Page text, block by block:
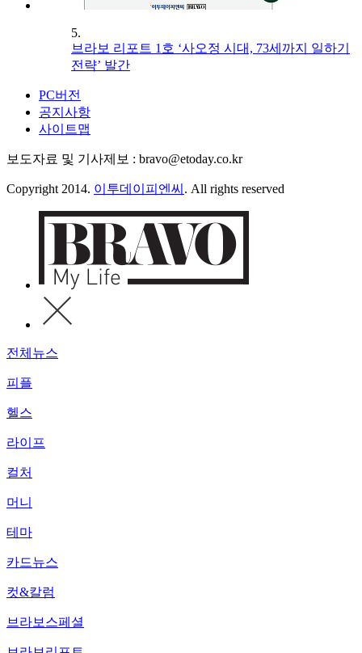
5.
브라보 리포트 1호 ‘사오정 시대, 73세까지 일하기
전략’ 발간
PC버전
공지사항
사이트맵
보도자료 및 기사제보 : bravo@etoday.co.kr
Copyright 2014. 이투데이피엔씨 . All rights reserved
전체뉴스
피플
헬스
라이프
컬처
머니
테마
카드뉴스
컷&칼럼
브라보스페셜